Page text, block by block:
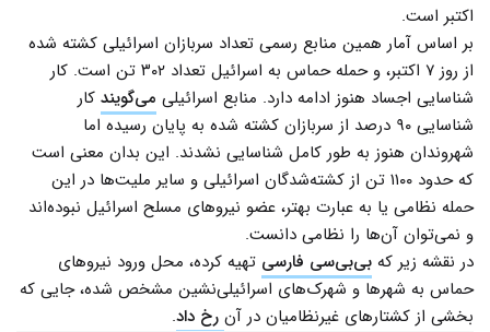
اکتبر است.
بر اساس آمار همین منابع رسمی تعداد سربازان اسرائیلی کشته شده
از روز ۷ اکتبر، و حمله حماس به اسرائیل تعداد ۳۰۲ تن است. کار
شناسایی اجساد هنوز ادامه دارد. منابع اسرائیلی می‌گویند کار
شناسایی ۹۰ درصد از سربازان کشته شده به پایان رسیده اما
شهروندان هنوز به طور کامل شناسایی نشدند. این بدان معنی است
که حدود ۱۱۰۰ تن از کشته‌شدگان اسرائیلی و سایر ملیت‌ها در این
حمله نظامی یا به عبارت بهتر، عضو نیروهای مسلح اسرائیل نبوده‌اند
و نمی‌توان آن‌ها را نظامی دانست.
در نقشه زیر که بی‌بی‌سی فارسی تهیه کرده، محل ورود نیروهای
حماس به شهرها و شهرک‌های اسرائیلی‌نشین مشخص شده، جایی که
بخشی از کشتارهای غیرنظامیان در آن رخ داد.